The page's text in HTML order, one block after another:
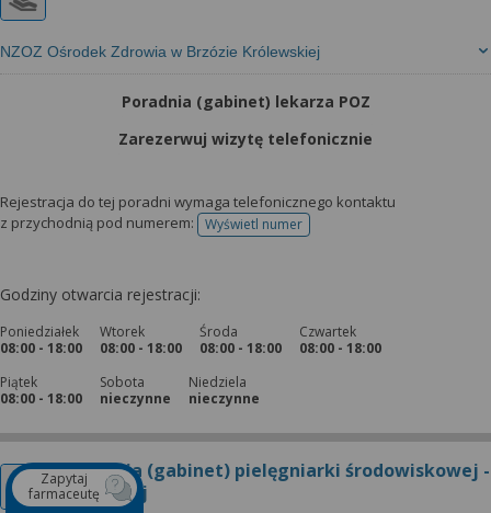
NZOZ Ośrodek Zdrowia w Brzózie Królewskiej
Poradnia (gabinet) lekarza POZ
Zarezerwuj wizytę telefonicznie
Rejestracja do tej poradni wymaga telefonicznego kontaktu
z przychodnią pod numerem:
Wyświetl numertelefonu do rejestracji
Godziny otwarcia rejestracji:
Poniedziałek
08:00 - 18:00
Wtorek
08:00 - 18:00
Środa
08:00 - 18:00
Czwartek
08:00 - 18:00
Piątek
08:00 - 18:00
Sobota
nieczynne
Niedziela
nieczynne
Poradnia (gabinet) pielęgniarki środowiskowej -
rodzinnej
Zapytaj
farmaceutę